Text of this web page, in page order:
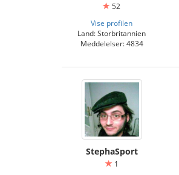
52
Vise profilen
Land: Storbritannien
Meddelelser: 4834
StephaSport
1